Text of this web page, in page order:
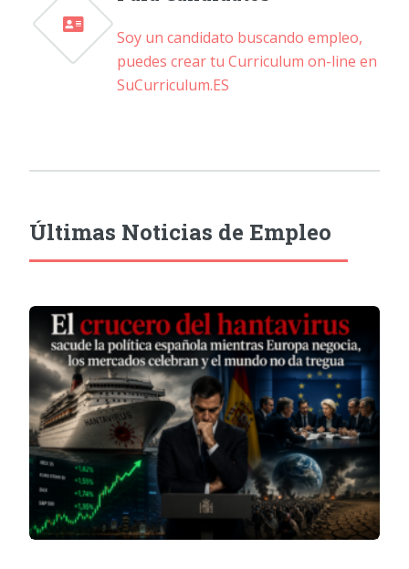
Soy un candidato buscando empleo,
puedes crear tu Curriculum on-line en
SuCurriculum.ES
Últimas Noticias de Empleo